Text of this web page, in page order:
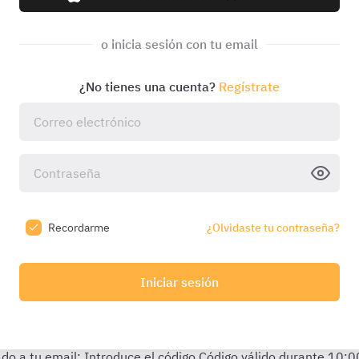
o inicia sesión con tu email
¿No tienes una cuenta? Regístrate
Recordarme ¿Olvidaste tu contraseña?
Iniciar sesión